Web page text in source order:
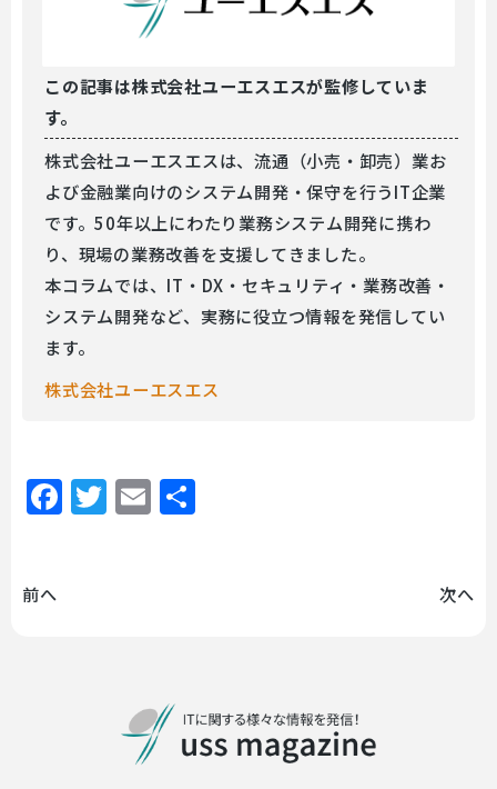
この記事は株式会社ユーエスエスが監修していま
す。
株式会社ユーエスエスは、流通（小売・卸売）業お
よび金融業向けのシステム開発・保守を行うIT企業
です。50年以上にわたり業務システム開発に携わ
り、現場の業務改善を支援してきました。
本コラムでは、IT・DX・セキュリティ・業務改善・
システム開発など、実務に役立つ情報を発信してい
ます。
株式会社ユーエスエス
Facebook
Twitter
Email
前へ 次へ